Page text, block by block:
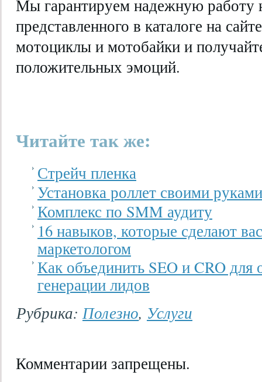
Мы гарантируем надежную работу
представленного в каталоге на
мотоциклы и мотобайки и
положительных эмоций.
Читайте так же:
Стрейч пленка
Установка роллет своими руками
Комплекс по SMM аудиту
16 навыков, которые сделают
маркетологом
Как объединить SEO и CRO для
генерации лидов
Рубрика:Полезно, Услуги
Комментарии запрещены.